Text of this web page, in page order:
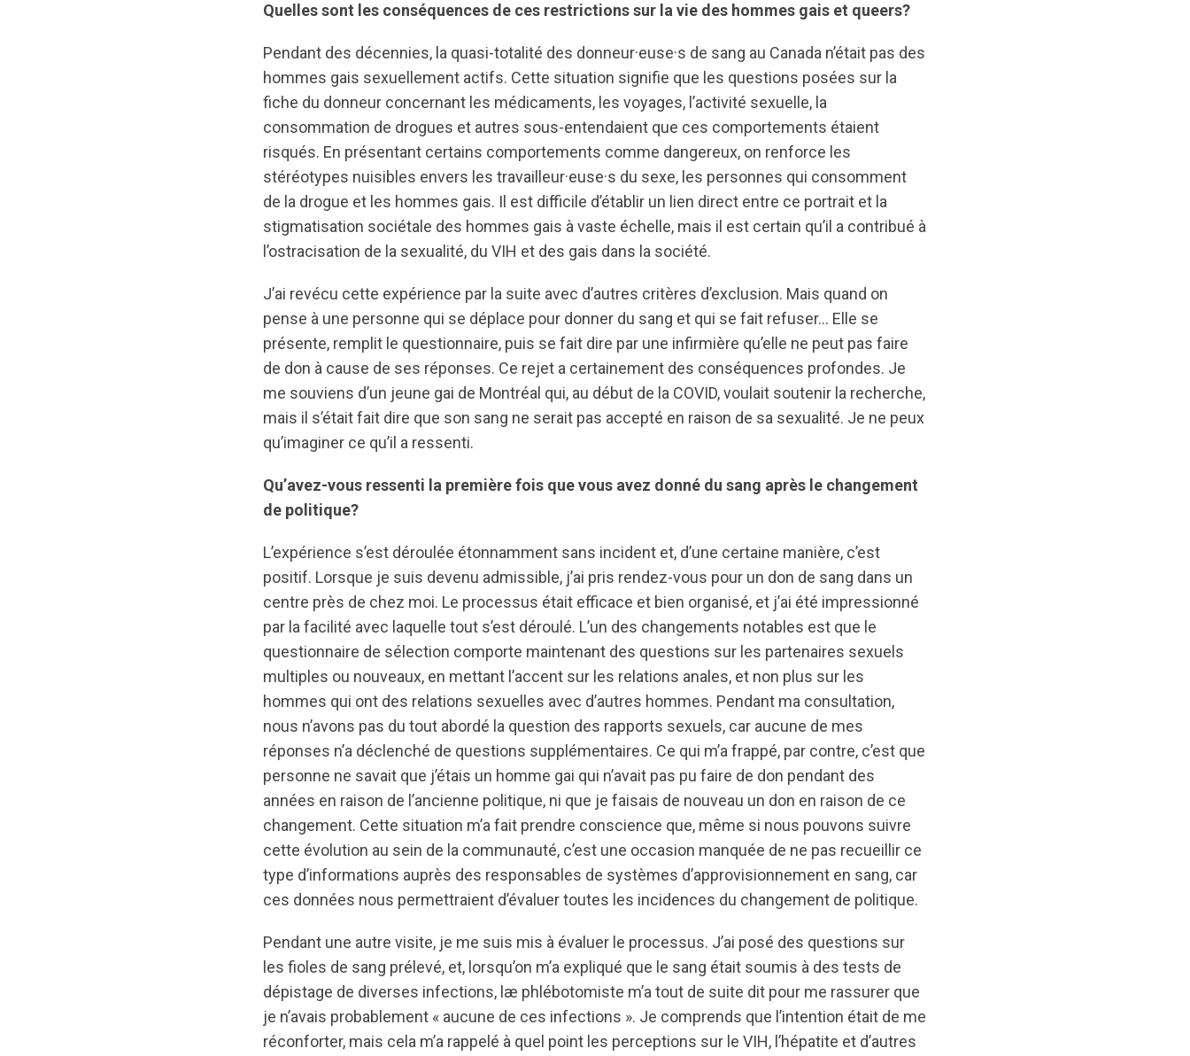
Quelles sont les conséquences de ces restrictions sur la vie des hommes gais et queers?
Pendant des décennies, la quasi-totalité des donneur·euse·s de sang au Canada n’était pas des
hommes gais sexuellement actifs. Cette situation signifie que les questions posées sur la
fiche du donneur concernant les médicaments, les voyages, l’activité sexuelle, la
consommation de drogues et autres sous-entendaient que ces comportements étaient
risqués. En présentant certains comportements comme dangereux, on renforce les
stéréotypes nuisibles envers les travailleur·euse·s du sexe, les personnes qui consomment
de la drogue et les hommes gais. Il est difficile d’établir un lien direct entre ce portrait et la
stigmatisation sociétale des hommes gais à vaste échelle, mais il est certain qu’il a contribué à
l’ostracisation de la sexualité, du VIH et des gais dans la société.
J’ai revécu cette expérience par la suite avec d’autres critères d’exclusion. Mais quand on
pense à une personne qui se déplace pour donner du sang et qui se fait refuser… Elle se
présente, remplit le questionnaire, puis se fait dire par une infirmière qu’elle ne peut pas faire
de don à cause de ses réponses. Ce rejet a certainement des conséquences profondes. Je
me souviens d’un jeune gai de Montréal qui, au début de la COVID, voulait soutenir la recherche,
mais il s’était fait dire que son sang ne serait pas accepté en raison de sa sexualité. Je ne peux
qu’imaginer ce qu’il a ressenti.
Qu’avez-vous ressenti la première fois que vous avez donné du sang après le changement
de politique?
L’expérience s’est déroulée étonnamment sans incident et, d’une certaine manière, c’est
positif. Lorsque je suis devenu admissible, j’ai pris rendez-vous pour un don de sang dans un
centre près de chez moi. Le processus était efficace et bien organisé, et j’ai été impressionné
par la facilité avec laquelle tout s’est déroulé. L’un des changements notables est que le
questionnaire de sélection comporte maintenant des questions sur les partenaires sexuels
multiples ou nouveaux, en mettant l’accent sur les relations anales, et non plus sur les
hommes qui ont des relations sexuelles avec d’autres hommes. Pendant ma consultation,
nous n’avons pas du tout abordé la question des rapports sexuels, car aucune de mes
réponses n’a déclenché de questions supplémentaires. Ce qui m’a frappé, par contre, c’est que
personne ne savait que j’étais un homme gai qui n’avait pas pu faire de don pendant des
années en raison de l’ancienne politique, ni que je faisais de nouveau un don en raison de ce
changement. Cette situation m’a fait prendre conscience que, même si nous pouvons suivre
cette évolution au sein de la communauté, c’est une occasion manquée de ne pas recueillir ce
type d’informations auprès des responsables de systèmes d’approvisionnement en sang, car
ces données nous permettraient d’évaluer toutes les incidences du changement de politique.
Pendant une autre visite, je me suis mis à évaluer le processus. J’ai posé des questions sur
les fioles de sang prélevé, et, lorsqu’on m’a expliqué que le sang était soumis à des tests de
dépistage de diverses infections, læ phlébotomiste m’a tout de suite dit pour me rassurer que
je n’avais probablement « aucune de ces infections ». Je comprends que l’intention était de me
réconforter, mais cela m’a rappelé à quel point les perceptions sur le VIH, l’hépatite et d’autres